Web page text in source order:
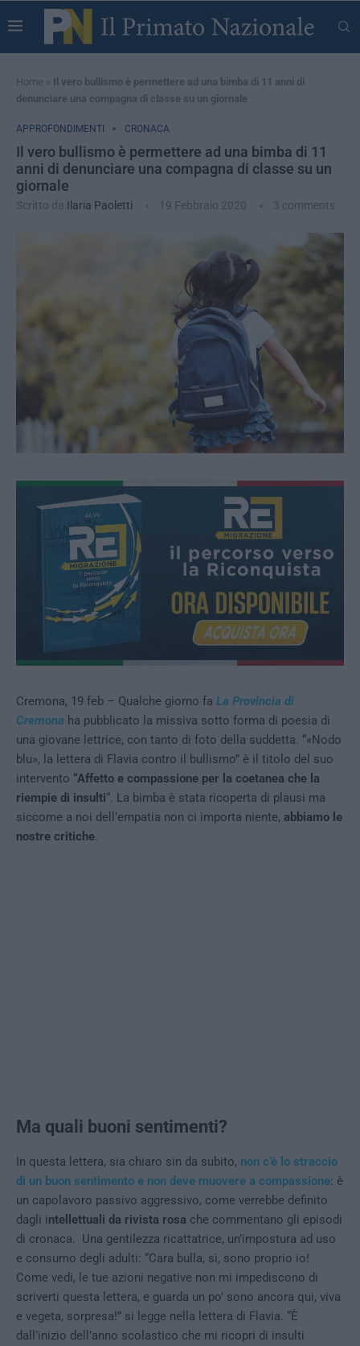
Home » Il vero bullismo è permettere ad una bimba di 11 anni di
denunciare una compagna di classe su un giornale
APPROFONDIMENTI CRONACA
Il vero bullismo è permettere ad una bimba di 11
anni di denunciare una compagna di classe su un
giornale
Scritto da Ilaria Paoletti 19 Febbraio 2020 3 comments
Cremona, 19 feb – Qualche giorno fa La Provincia di
Cremona ha pubblicato la missiva sotto forma di poesia di
una giovane lettrice, con tanto di foto della suddetta. “«Nodo
blu», la lettera di Flavia contro il bullismo” è il titolo del suo
intervento “Affetto e compassione per la coetanea che la
riempie di insulti“. La bimba è stata ricoperta di plausi ma
siccome a noi dell’empatia non ci importa niente, abbiamo le
nostre critiche.
Ma quali buoni sentimenti?
In questa lettera, sia chiaro sin da subito, non c’è lo straccio
di un buon sentimento e non deve muovere a compassione: è
un capolavoro passivo aggressivo, come verrebbe definito
dagli intellettuali da rivista rosa che commentano gli episodi
di cronaca. Una gentilezza ricattatrice, un’impostura ad uso
e consumo degli adulti: “Cara bulla, sì, sono proprio io!
Come vedi, le tue azioni negative non mi impediscono di
scriverti questa lettera, e guarda un po’ sono ancora qui, viva
e vegeta, sorpresa!” si legge nella lettera di Flavia. “È
dall’inizio dell’anno scolastico che mi ricopri di insulti